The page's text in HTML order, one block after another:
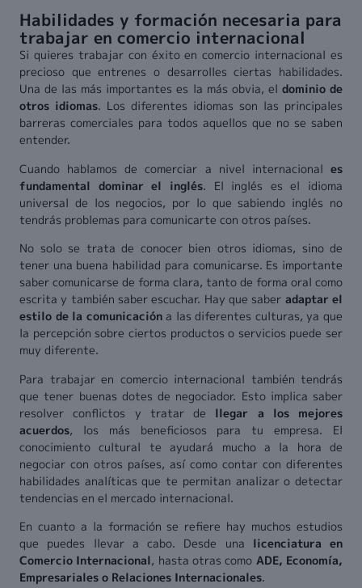
Habilidades y formación necesaria para
trabajar en comercio internacional
Si quieres trabajar con éxito en comercio internacional es
precioso que entrenes o desarrolles ciertas habilidades.
Una de las más importantes es la más obvia, el dominio de
otros idiomas. Los diferentes idiomas son las principales
barreras comerciales para todos aquellos que no se saben
entender.
Cuando hablamos de comerciar a nivel internacional es
fundamental dominar el inglés. El inglés es el idioma
universal de los negocios, por lo que sabiendo inglés no
tendrás problemas para comunicarte con otros países.
No solo se trata de conocer bien otros idiomas, sino de
tener una buena habilidad para comunicarse. Es importante
saber comunicarse de forma clara, tanto de forma oral como
escrita y también saber escuchar. Hay que saber adaptar el
estilo de la comunicacióna las diferentes culturas, ya que
la percepción sobre ciertos productos o servicios puede ser
muy diferente.
Para trabajar en comercio internacional también tendrás
que tener buenas dotes de negociador. Esto implica saber
resolver conflictos y tratar de llegar a los mejores
acuerdos, los más beneficiosos para tu empresa. El
conocimiento cultural te ayudará mucho a la hora de
negociar con otros países, así como contar con diferentes
habilidades analíticas que te permitan analizar o detectar
tendencias en el mercado internacional.
En cuanto a la formación se refiere hay muchos estudios
que puedes llevar a cabo. Desde una licenciatura en
Comercio Internacional, hasta otras como ADE, Economía,
Empresariales o Relaciones Internacionales.